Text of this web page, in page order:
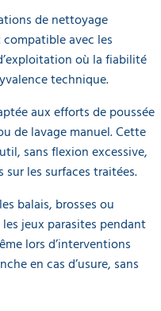
de nettoyage
avec les
où la fiabilité
technique.
aux efforts de poussée
de lavage manuel. Cette
sans flexion excessive,
les surfaces traitées.
balais, brosses ou
jeux parasites pendant
lors d’interventions
en cas d’usure, sans